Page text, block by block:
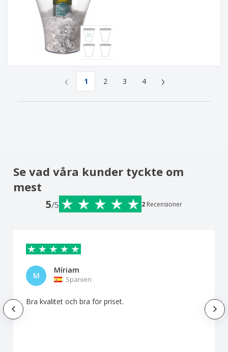
‹ 1 2 3 4 ›
Se vad våra kunder tyckte om
mest
5/5 2 Recensioner
M
Míriam
Spanien
Bra kvalitet och bra för priset.